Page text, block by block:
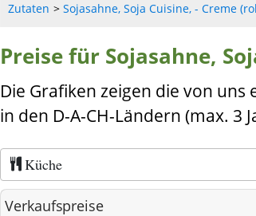
Zutaten Sojasahne, Soja Cuisine, - Creme
Preise für Sojasahne,
Die Grafiken zeigen die von
in den D-A-CH-Ländern (max.
Küche
Verkaufspreise